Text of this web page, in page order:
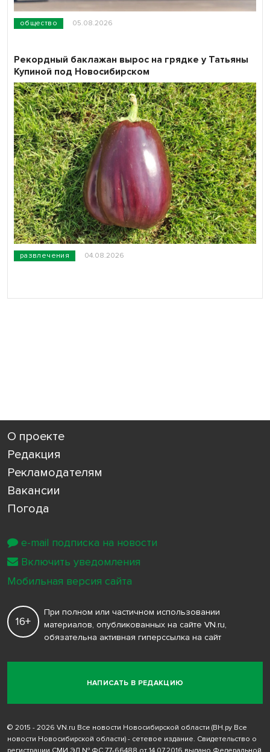
общество 05.08.2026
развлечения 04.08.2026
Рекордный баклажан вырос на грядке у Татьяны
Купиной под Новосибирском
О проекте
Редакция
Рекламодателям
Вакансии
Погода
НАПИСАТЬ В РЕДАКЦИЮ
16+
При полном или частичном использовании
материалов, опубликованных на сайте VN.ru,
обязательна активная гиперссылка на сайт
© 2015 - 2026 VN.ru Все новости Новосибирской области (ВН.ру Все
новости Новосибирской области) - сетевое издание. Свидетельство о
e-mail подписка на новости
Включить уведомления
Мобильная версия сайта